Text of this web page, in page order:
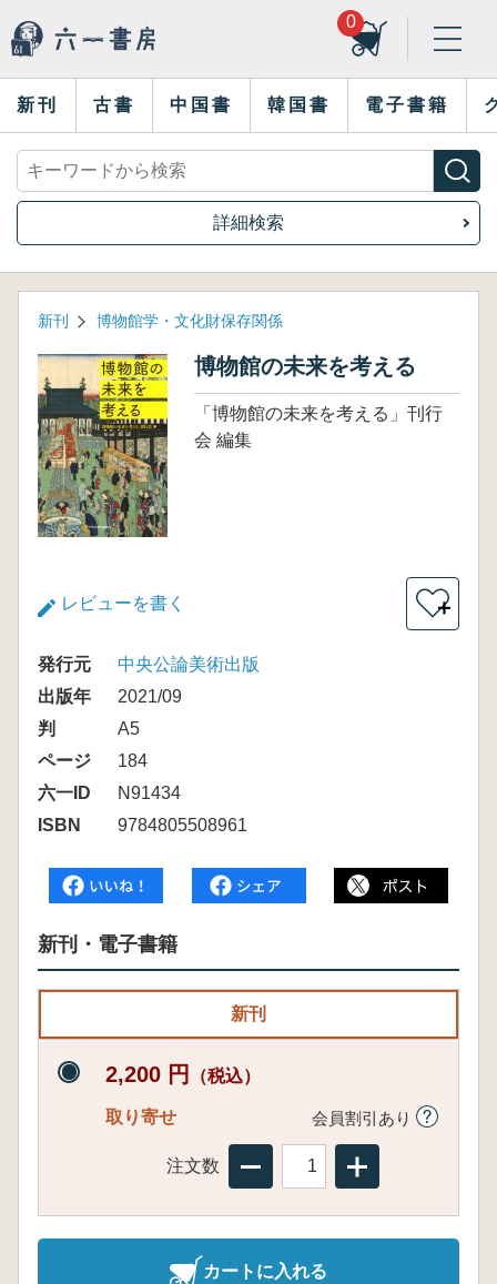
0
新刊 古書 中国書 韓国書 電子書籍
詳細検索
新刊 博物館学・文化財保存関係
博物館の未来を考える
「博物館の未来を考える」刊行
会 編集
レビューを書く ＋
発行元
中央公論美術出版
出版年
2021/09
判
A5
ページ
184
六一ID
N91434
ISBN
9784805508961
新刊・電子書籍
新刊
2,200 円 （税込）
取り寄せ 会員割引あり
注文数
カートに入れる